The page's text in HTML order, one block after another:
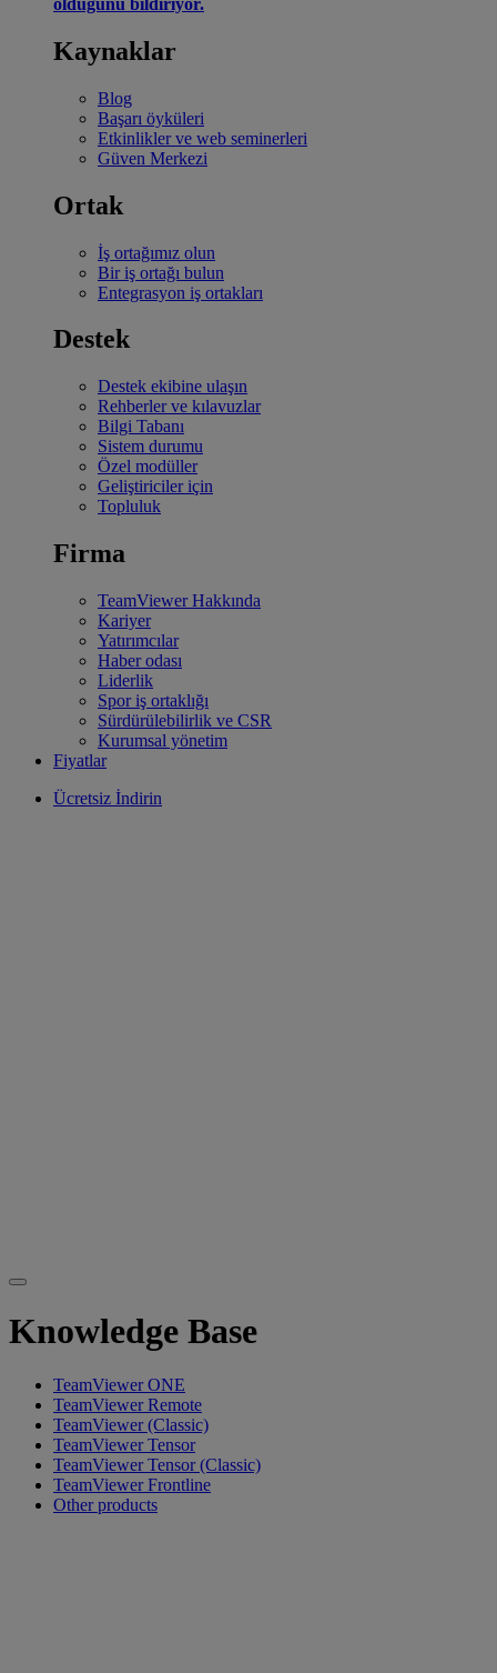
olduğunu bildiriyor.
Kaynaklar
Blog
Başarı öyküleri
Etkinlikler ve web seminerleri
Güven Merkezi
Ortak
İş ortağımız olun
Bir iş ortağı bulun
Entegrasyon iş ortakları
Destek
Destek ekibine ulaşın
Rehberler ve kılavuzlar
Bilgi Tabanı
Sistem durumu
Özel modüller
Geliştiriciler için
Topluluk
Firma
TeamViewer Hakkında
Kariyer
Yatırımcılar
Haber odası
Liderlik
Spor iş ortaklığı
Sürdürülebilirlik ve CSR
Kurumsal yönetim
Fiyatlar
Ücretsiz İndirin
Knowledge Base
TeamViewer ONE
TeamViewer Remote
TeamViewer (Classic)
TeamViewer Tensor
TeamViewer Tensor (Classic)
TeamViewer Frontline
Other products